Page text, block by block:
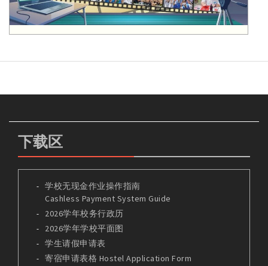
下载区
学校无现金作业操作指南
Cashless Payment System Guide
2026学年校务行政历
2026学年学校平面图
学生请假申请表
寄宿申请表格 Hostel Application Form